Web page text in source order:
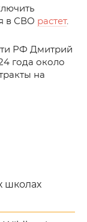
в СВО растет.
РФ Дмитрий
года около
на
школах